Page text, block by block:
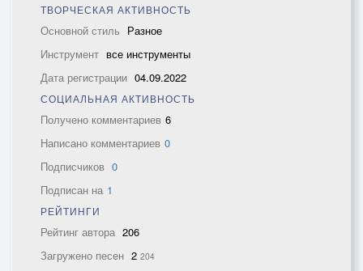
ТВОРЧЕСКАЯ АКТИВНОСТЬ
Основной стиль Разное
Инструмент все инструменты
Дата регистрации 04.09.2022
СОЦИАЛЬНАЯ АКТИВНОСТЬ
Получено комментариев 6
Написано комментариев 0
Подписчиков 0
Подписан на 1
РЕЙТИНГИ
Рейтинг автора 206
Загружено песен 2 204